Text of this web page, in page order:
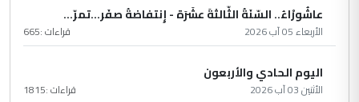
عاشُورْاءُ.. السّنَةُ الثّالثةَ عشَرَة - إِنتفاضةُ صفَر…تمرّ...
الأربعاء 05 آب 2026 قراءات :665
اليوم الحادي والأربعون
الأثنين 03 آب 2026 قراءات :1815